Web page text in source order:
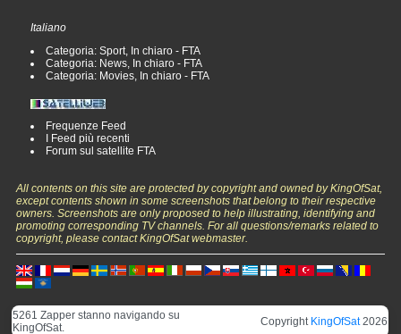
Italiano
Categoria: Sport, In chiaro - FTA
Categoria: News, In chiaro - FTA
Categoria: Movies, In chiaro - FTA
Frequenze Feed
I Feed più recenti
Forum sul satellite FTA
All contents on this site are protected by copyright and owned by KingOfSat,
except contents shown in some screenshots that belong to their respective
owners. Screenshots are only proposed to help illustrating, identifying and
promoting corresponding TV channels. For all questions/remarks related to
copyright, please contact KingOfSat webmaster.
5261 Zapper stanno navigando su
KingOfSat.
Copyright KingOfSat2026